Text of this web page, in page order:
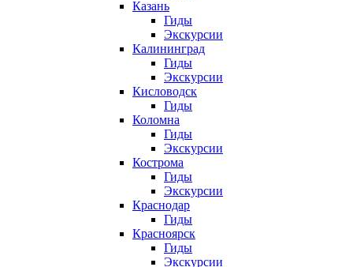
Казань
Гиды
Экскурсии
Калининград
Гиды
Экскурсии
Кисловодск
Гиды
Коломна
Гиды
Экскурсии
Кострома
Гиды
Экскурсии
Краснодар
Гиды
Красноярск
Гиды
Экскурсии